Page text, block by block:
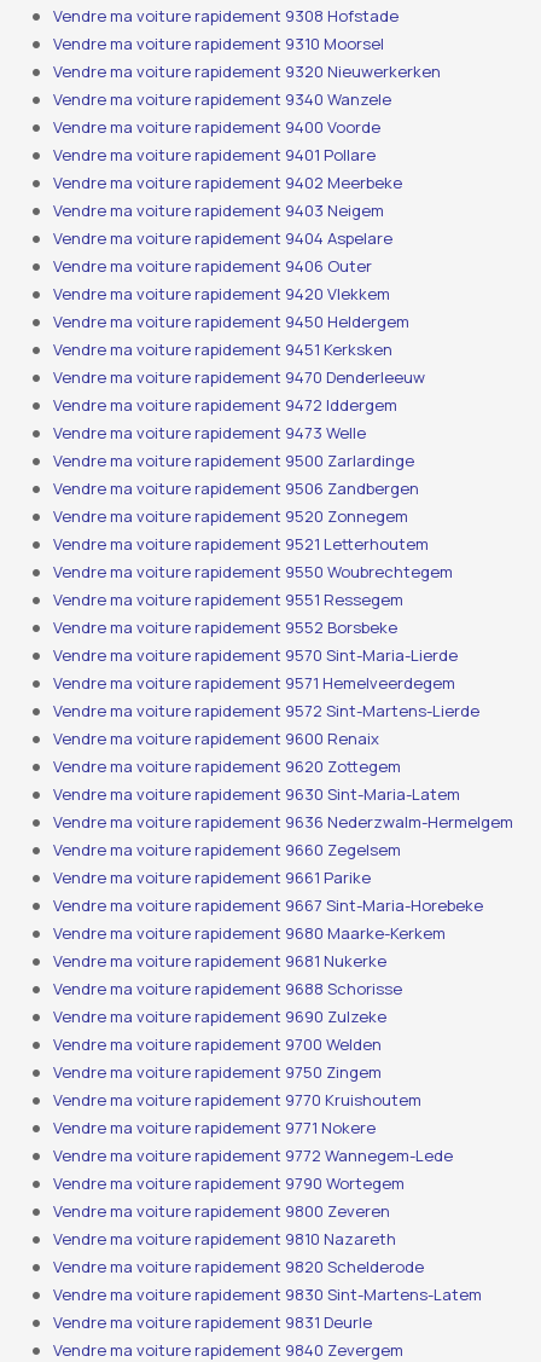
Vendre ma voiture rapidement 9308 Hofstade
Vendre ma voiture rapidement 9310 Moorsel
Vendre ma voiture rapidement 9320 Nieuwerkerken
Vendre ma voiture rapidement 9340 Wanzele
Vendre ma voiture rapidement 9400 Voorde
Vendre ma voiture rapidement 9401 Pollare
Vendre ma voiture rapidement 9402 Meerbeke
Vendre ma voiture rapidement 9403 Neigem
Vendre ma voiture rapidement 9404 Aspelare
Vendre ma voiture rapidement 9406 Outer
Vendre ma voiture rapidement 9420 Vlekkem
Vendre ma voiture rapidement 9450 Heldergem
Vendre ma voiture rapidement 9451 Kerksken
Vendre ma voiture rapidement 9470 Denderleeuw
Vendre ma voiture rapidement 9472 Iddergem
Vendre ma voiture rapidement 9473 Welle
Vendre ma voiture rapidement 9500 Zarlardinge
Vendre ma voiture rapidement 9506 Zandbergen
Vendre ma voiture rapidement 9520 Zonnegem
Vendre ma voiture rapidement 9521 Letterhoutem
Vendre ma voiture rapidement 9550 Woubrechtegem
Vendre ma voiture rapidement 9551 Ressegem
Vendre ma voiture rapidement 9552 Borsbeke
Vendre ma voiture rapidement 9570 Sint-Maria-Lierde
Vendre ma voiture rapidement 9571 Hemelveerdegem
Vendre ma voiture rapidement 9572 Sint-Martens-Lierde
Vendre ma voiture rapidement 9600 Renaix
Vendre ma voiture rapidement 9620 Zottegem
Vendre ma voiture rapidement 9630 Sint-Maria-Latem
Vendre ma voiture rapidement 9636 Nederzwalm-Hermelgem
Vendre ma voiture rapidement 9660 Zegelsem
Vendre ma voiture rapidement 9661 Parike
Vendre ma voiture rapidement 9667 Sint-Maria-Horebeke
Vendre ma voiture rapidement 9680 Maarke-Kerkem
Vendre ma voiture rapidement 9681 Nukerke
Vendre ma voiture rapidement 9688 Schorisse
Vendre ma voiture rapidement 9690 Zulzeke
Vendre ma voiture rapidement 9700 Welden
Vendre ma voiture rapidement 9750 Zingem
Vendre ma voiture rapidement 9770 Kruishoutem
Vendre ma voiture rapidement 9771 Nokere
Vendre ma voiture rapidement 9772 Wannegem-Lede
Vendre ma voiture rapidement 9790 Wortegem
Vendre ma voiture rapidement 9800 Zeveren
Vendre ma voiture rapidement 9810 Nazareth
Vendre ma voiture rapidement 9820 Schelderode
Vendre ma voiture rapidement 9830 Sint-Martens-Latem
Vendre ma voiture rapidement 9831 Deurle
Vendre ma voiture rapidement 9840 Zevergem